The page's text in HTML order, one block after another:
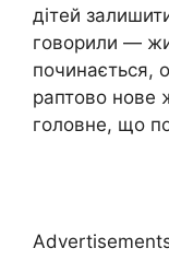
дітей
говорили —
починається,
раптово нове
головне, що